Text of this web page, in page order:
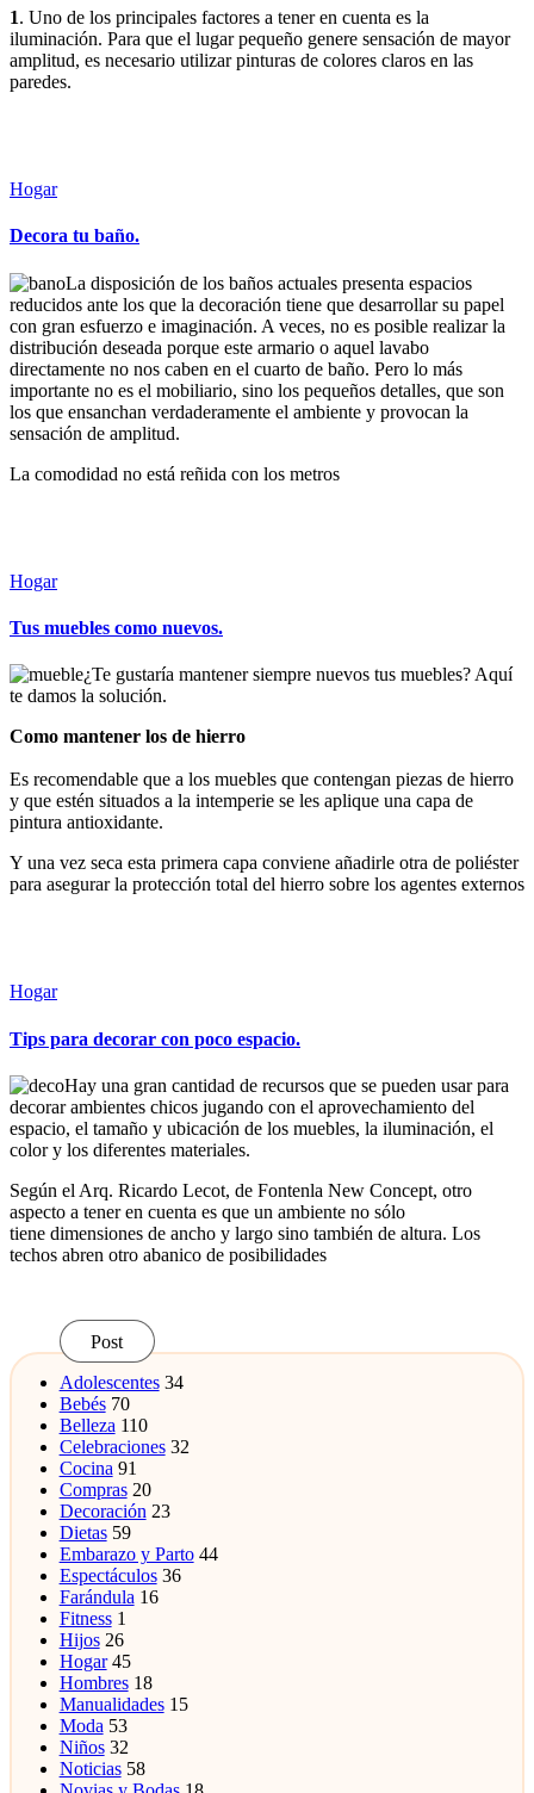
1. Uno de los principales factores a tener en cuenta es la
iluminación. Para que el lugar pequeño genere sensación de mayor
amplitud, es necesario utilizar pinturas de colores claros en las
paredes.
Publicada
Hogar
Decora tu baño.
La disposición de los baños actuales presenta espacios
reducidos ante los que la decoración tiene que desarrollar su papel
con gran esfuerzo e imaginación. A veces, no es posible realizar la
distribución deseada porque este armario o aquel lavabo
directamente no nos caben en el cuarto de baño. Pero lo más
importante no es el mobiliario, sino los pequeños detalles, que son
los que ensanchan verdaderamente el ambiente y provocan la
sensación de amplitud.
La comodidad no está reñida con los metros
Publicada
Hogar
Tus muebles como nuevos.
¿Te gustaría mantener siempre nuevos tus muebles? Aquí
te damos la solución.
Como mantener los de hierro
Es recomendable que a los muebles que contengan piezas de hierro
y que estén situados a la intemperie se les aplique una capa de
pintura antioxidante.
Y una vez seca esta primera capa conviene añadirle otra de poliéster
para asegurar la protección total del hierro sobre los agentes externos
Publicada
Hogar
Tips para decorar con poco espacio.
Hay una gran cantidad de recursos que se pueden usar para
decorar ambientes chicos jugando con el aprovechamiento del
espacio, el tamaño y ubicación de los muebles, la iluminación, el
color y los diferentes materiales.
Según el Arq. Ricardo Lecot, de Fontenla New Concept, otro
aspecto a tener en cuenta es que un ambiente no sólo
tiene dimensiones de ancho y largo sino también de altura. Los
techos abren otro abanico de posibilidades
Leer más
Post
Adolescentes 34
Bebés 70
Belleza 110
Celebraciones 32
Cocina 91
Compras 20
Decoración 23
Dietas 59
Embarazo y Parto 44
Espectáculos 36
Farándula 16
Fitness 1
Hijos 26
Hogar 45
Hombres 18
Manualidades 15
Moda 53
Niños 32
Noticias 58